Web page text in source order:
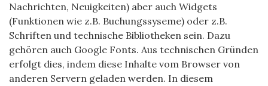
Nachrichten, Neuigkeiten) aber auch Widgets
(Funktionen wie z.B. Buchungssyseme) oder z.B.
Schriften und technische Bibliotheken sein. Dazu
gehören auch Google Fonts. Aus technischen Gründen
erfolgt dies, indem diese Inhalte vom Browser von
anderen Servern geladen werden. In diesem